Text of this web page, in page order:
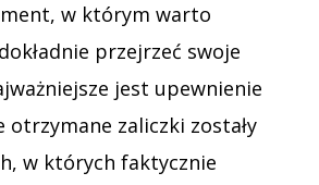
w którym warto
przejrzeć swoje
jest upewnienie
otrzymane zaliczki zostały
w których faktycznie